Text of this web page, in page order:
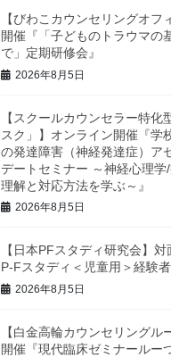
【びわこカウンセリングオフ
開催『「子どものトラウマの
で」定期研修会』
2026年8月5日
【スクールカウンセラー特化
スク」】オンライン開催『学
の発達障害（神経発達症）ア
デートセミナー ～神経心理学
理解と対応方法を学ぶ～』
2026年8月5日
【日本PFスタディ研究会】
P-Fスタディ＜児童用＞経験者
2026年8月5日
【白金高輪カウンセリングル
開催『現代臨床ゼミナールー